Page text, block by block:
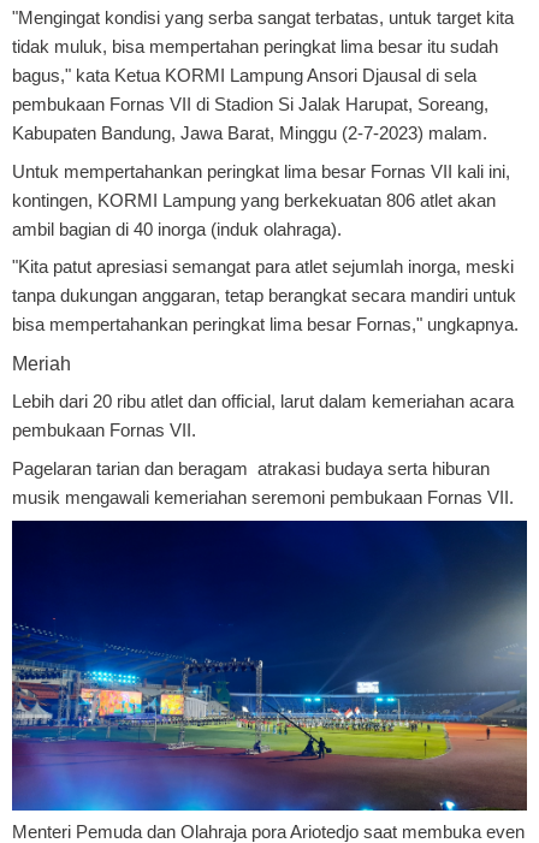
"Mengingat kondisi yang serba sangat terbatas, untuk target kita
tidak muluk, bisa mempertahan peringkat lima besar itu sudah
bagus," kata Ketua KORMI Lampung Ansori Djausal di sela
pembukaan Fornas VII di Stadion Si Jalak Harupat, Soreang,
Kabupaten Bandung, Jawa Barat, Minggu (2-7-2023) malam.
Untuk mempertahankan peringkat lima besar Fornas VII kali ini,
kontingen, KORMI Lampung yang berkekuatan 806 atlet akan
ambil bagian di 40 inorga (induk olahraga).
"Kita patut apresiasi semangat para atlet sejumlah inorga, meski
tanpa dukungan anggaran, tetap berangkat secara mandiri untuk
bisa mempertahankan peringkat lima besar Fornas," ungkapnya.
Meriah
Lebih dari 20 ribu atlet dan official, larut dalam kemeriahan acara
pembukaan Fornas VII.
Pagelaran tarian dan beragam atrakasi budaya serta hiburan
musik mengawali kemeriahan seremoni pembukaan Fornas VII.
Menteri Pemuda dan Olahraja pora Ariotedjo saat membuka even